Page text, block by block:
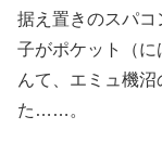
据え置きのスパ
子がポケット（
んて、エミュ機
た……。